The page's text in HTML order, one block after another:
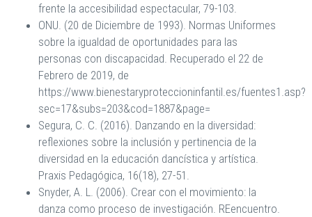
frente la accesibilidad espectacular, 79-103.
ONU. (20 de Diciembre de 1993). Normas Uniformes
sobre la igualdad de oportunidades para las
personas con discapacidad. Recuperado el 22 de
Febrero de 2019, de
https://www.bienestaryproteccioninfantil.es/fuentes1.asp?
sec=17&subs=203&cod=1887&page=
Segura, C. C. (2016). Danzando en la diversidad:
reflexiones sobre la inclusión y pertinencia de la
diversidad en la educación dancística y artística.
Praxis Pedagógica, 16(18), 27-51.
Snyder, A. L. (2006). Crear con el movimiento: la
danza como proceso de investigación. REencuentro.